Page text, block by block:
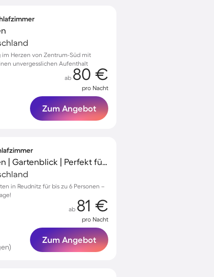
Herzen von Zentrum-Süd mit
unvergesslichen Aufenthalt
ab 80 €
pro Nacht
Zum Angebot
Ferienwohnung mit Garten | Gartenblick | Perfekt für die Arbeit von Zuhause
in Reudnitz für bis zu 6 Personen –
ab 81 €
pro Nacht
Zum Angebot